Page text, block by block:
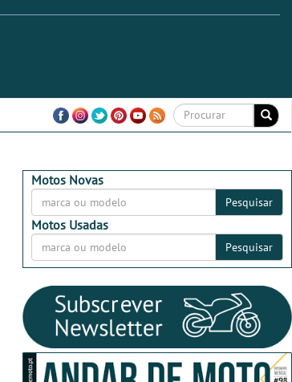
Motos Novas
Pesquisar
Motos Usadas
Pesquisar